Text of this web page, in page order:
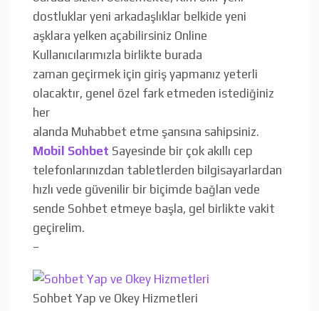
dostluklar yeni arkadaşlıklar belkide yeni
aşklara yelken açabilirsiniz Online
Kullanıcılarımızla birlikte burada
zaman geçirmek için giriş yapmanız yeterli
olacaktır, genel özel fark etmeden istediğiniz
her
alanda Muhabbet etme şansına sahipsiniz.
Mobil Sohbet Sayesinde bir çok akıllı cep
telefonlarınızdan tabletlerden bilgisayarlardan
hızlı vede güvenilir bir biçimde bağlan vede
sende Sohbet etmeye başla, gel birlikte vakit
geçirelim.
–
Sohbet Yap ve Okey Hizmetleri